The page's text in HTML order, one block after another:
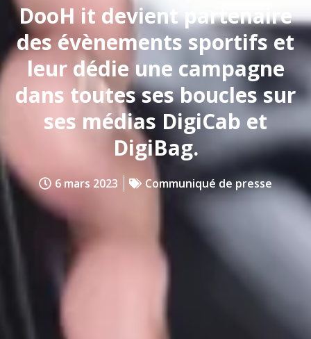
DooH it devient partenaire
des évènements sportifs et
leur dédie une campagne
dans toutes ses boucles sur
ses médias DigiCab et
DigiBag.
6 mars 2023 Communiqué de presse